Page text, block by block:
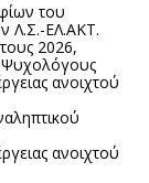
του
Λ.Σ.-ΕΛ.ΑΚΤ.
2026,
Ψυχολόγους
ανοιχτού
ανοιχτού